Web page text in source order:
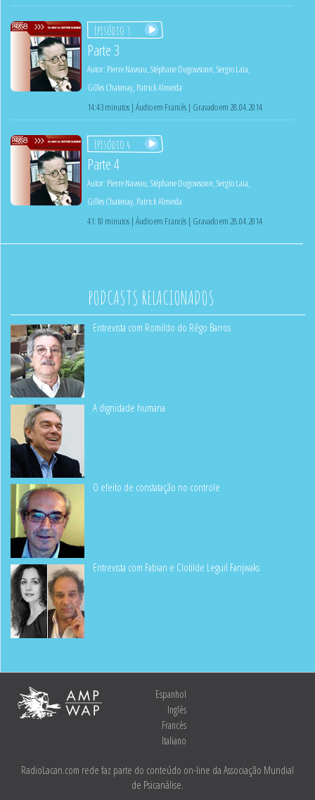
Episódio 3
Parte 3
Autor: Pierre Naveau Stéphane Dugowsonn Sergio Laia
Gilles Chatenay, Patrick Almeida
14:43 minutos | Áudio em Francês | Gravado em 28.04.2014
Episódio 4
Parte 4
Autor: Pierre Naveau Stéphane Dugowsonn Sergio Laia
Gilles Chatenay, Patrick Almeida
41:10 minutos | Áudio em Francês | Gravado em 28.04.2014
PODCASTS RELACIONADOS
Entrevista com Romildo do Rêgo Barros
A dignidade humana
O efeito de constatação no controle
Entrevista com Fabian e Clotilde Leguil Fanjwaks
Espanhol
Inglês
Francês
Italiano
RadioLacan.com rede faz parte do conteúdo on-line da Associação Mundial
de Psicanálise.